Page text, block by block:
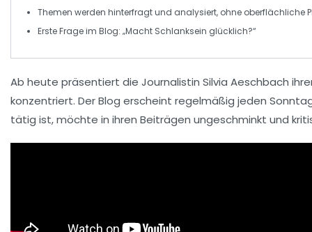
Themen werden hinterfragt und analysiert, ohne oberflächliche
Erste Frage im Blog: „Macht Schlanksein glücklich?“
Ab heute präsentiert die Journalistin Silvia Aeschbach
konzentriert. Der Blog erscheint regelmäßig jeden
tätig ist, möchte in ihren Beiträgen ungeschminkt und